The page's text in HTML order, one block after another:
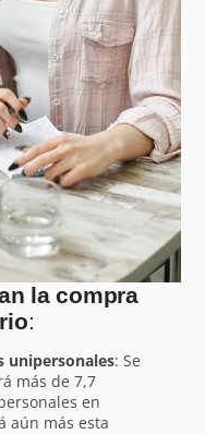
la compra
:
unipersonales: Se
más de 7,7
en
aún más esta